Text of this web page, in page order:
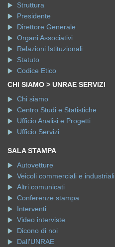
Struttura
Presidente
Direttore Generale
Organi Associativi
Relazioni Istituzionali
Statuto
Codice Etico
CHI SIAMO > UNRAE SERVIZI
Chi siamo
Centro Studi e Statistiche
Ufficio Analisi e Progetti
Ufficio Servizi
SALA STAMPA
Autovetture
Veicoli commerciali e industriali
Altri comunicati
Conferenze stampa
Interventi
Video interviste
Dicono di noi
Dall'UNRAE